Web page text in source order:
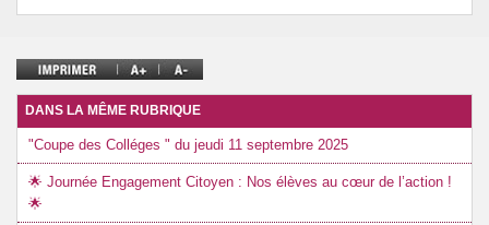
DANS LA MÊME RUBRIQUE
"Coupe des Colléges " du jeudi 11 septembre 2025
🌟 Journée Engagement Citoyen : Nos élèves au cœur de l’action !
🌟